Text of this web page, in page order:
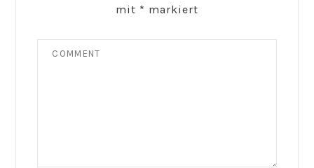
mit * markiert